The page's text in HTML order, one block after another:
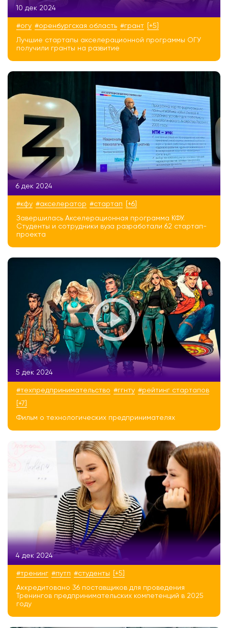
10 дек 2024
#огу #оренбургская область #грант
[+5]
Лучшие стартапы акселерационной программы ОГУ
получили гранты на развитие
6 дек 2024
#кфу #акселератор #стартап
[+6]
Завершилась Акселерационная программа КФУ.
Студенты и сотрудники вуза разработали 62 стартап-
проекта
5 дек 2024
#техпредпринимательство #ггнту #рейтинг стартапов
[+7]
Фильм о технологических предпринимателях
4 дек 2024
#тренинг #путп #студенты
[+5]
Аккредитовано 36 поставщиков для проведения
Тренингов предпринимательских компетенций в 2025
году